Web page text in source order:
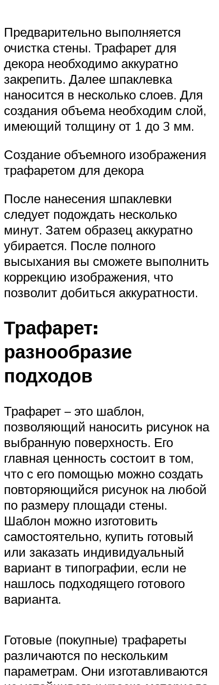
Предварительно выполняется
очистка стены. Трафарет для
декора необходимо аккуратно
закрепить. Далее шпаклевка
наносится в несколько слоев. Для
создания объема необходим слой,
имеющий толщину от 1 до 3 мм.
Создание объемного изображения
трафаретом для декора
После нанесения шпаклевки
следует подождать несколько
минут. Затем образец аккуратно
убирается. После полного
высыхания вы сможете выполнить
коррекцию изображения, что
позволит добиться аккуратности.
Трафарет:
разнообразие
подходов
Трафарет – это шаблон,
позволяющий наносить рисунок на
выбранную поверхность. Его
главная ценность состоит в том,
что с его помощью можно создать
повторяющийся рисунок на любой
по размеру площади стены.
Шаблон можно изготовить
самостоятельно, купить готовый
или заказать индивидуальный
вариант в типографии, если не
нашлось подходящего готового
варианта.
Готовые (покупные) трафареты
различаются по нескольким
параметрам. Они изготавливаются